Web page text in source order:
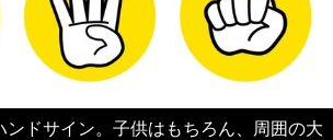
ンドサイン。子供はもちろん、周囲の大